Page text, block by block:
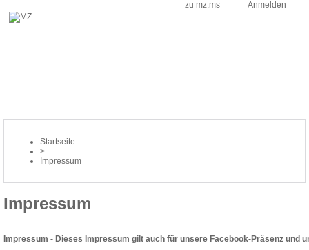
zu mz.ms Anmelden
Startseite
>
Impressum
Impressum
Impressum - Dieses Impressum gilt auch für unsere Facebook-Präsenz und